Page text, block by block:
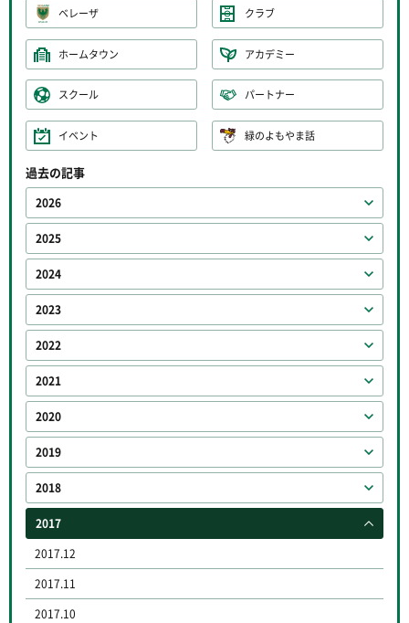
ベレーザ クラブ
ホームタウン アカデミー
スクール パートナー
イベント 緑のよもやま話
過去の記事
2026
2025
2024
2023
2022
2021
2020
2019
2018
2017
2017.12
2017.11
2017.10